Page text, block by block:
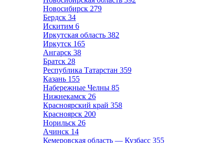
Новосибирск 279
Бердск 34
Искитим 6
Иркутская область 382
Иркутск 165
Ангарск 38
Братск 28
Республика Татарстан 359
Казань 155
Набережные Челны 85
Нижнекамск 26
Красноярский край 358
Красноярск 200
Норильск 26
Ачинск 14
Кемеровская область — Кузбасс 355